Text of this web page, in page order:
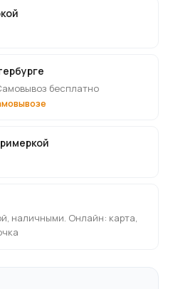
бесплатно
наличными. Онлайн: карта,